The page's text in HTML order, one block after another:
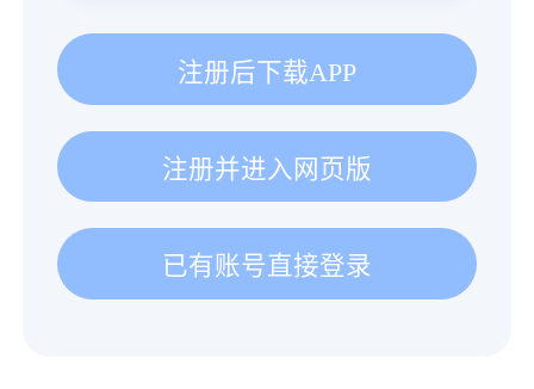
注册后下载APP
注册并进入网页版
已有账号直接登录